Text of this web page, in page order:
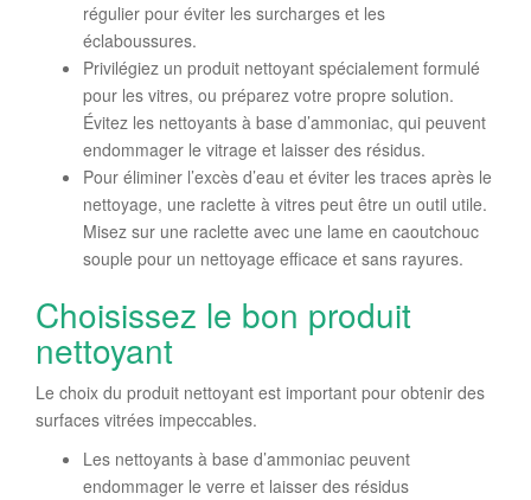
régulier pour éviter les surcharges et les
éclaboussures.
Privilégiez un produit nettoyant spécialement formulé
pour les vitres, ou préparez votre propre solution.
Évitez les nettoyants à base d’ammoniac, qui peuvent
endommager le vitrage et laisser des résidus.
Pour éliminer l’excès d’eau et éviter les traces après le
nettoyage, une raclette à vitres peut être un outil utile.
Misez sur une raclette avec une lame en caoutchouc
souple pour un nettoyage efficace et sans rayures.
Choisissez le bon produit
nettoyant
Le choix du produit nettoyant est important pour obtenir des
surfaces vitrées impeccables.
Les nettoyants à base d’ammoniac peuvent
endommager le verre et laisser des résidus